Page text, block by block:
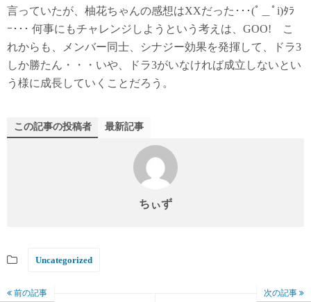
言っていたが、柚花ちゃんの感想はXXだった･･･(ﾟ＿ﾟi)ﾀﾗ
ｰ･･･ 何事にもチャレンジしようという考えは、GOO! こ
れからも、メンバー同士、シナジー効果を発揮して、ドラ3
しか勝たん・・・いや、ドラ3がいなければ成立しないとい
う様に成長していくことだろう。
この記事の投稿者 最新記事
ちぃず
Uncategorized
前の記事 次の記事